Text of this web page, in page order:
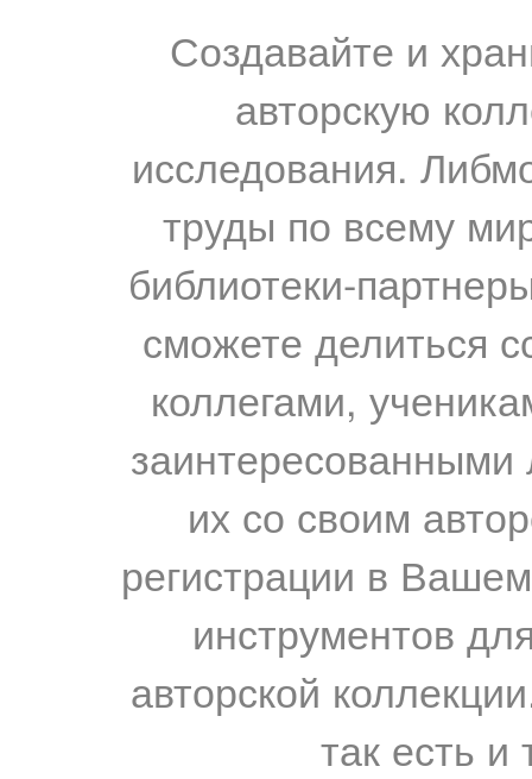
Создавайте и
авторскую
исследования.
труды по всему
библиотеки-
сможете делиться
коллегами,
их со своим
регистрации в
инструментов
авторской
так есть и